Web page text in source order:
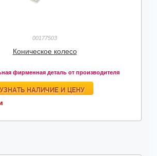
00177503
Коническое колесо
фирменная деталь от производителя
УЗНАТЬ НАЛИЧИЕ И ЦЕНУ